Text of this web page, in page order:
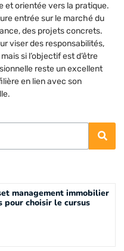
et orientée vers la pratique.
entrée sur le marché du
des projets concrets.
viser des responsabilités,
si l’objectif est d’être
reste un excellent
en lien avec son
management immobilier
pour choisir le cursus